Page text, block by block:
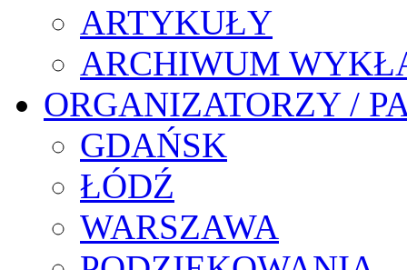
ARTYKUŁY
ARCHIWUM
ORGANIZATORZY /
GDAŃSK
ŁÓDŹ
WARSZAWA